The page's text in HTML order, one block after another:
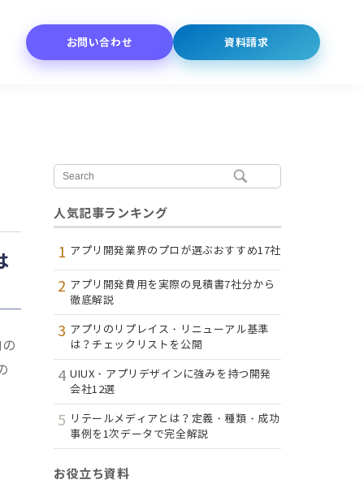
お問い合わせ 資料請求
人気記事ランキング
1 アプリ開発業界のプロが選ぶおすすめ17社
2 アプリ開発費用を実際の見積書7社分から
徹底解説
3 アプリのリプレイス・リニューアル基準
は？チェックリストを公開
4 UIUX・アプリデザインに強みを持つ開発
会社12選
5 リテールメディアとは？定義・種類・成功
事例を1次データで完全解説
お役立ち資料